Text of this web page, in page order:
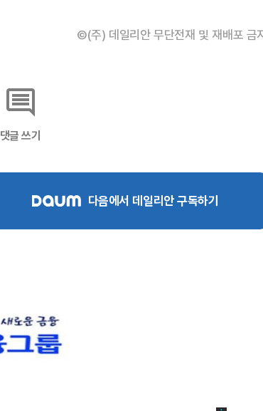
©(주) 데일리안 무단전재 및 재배포 금
댓글 쓰기
다음에서 데일리안 구독하기